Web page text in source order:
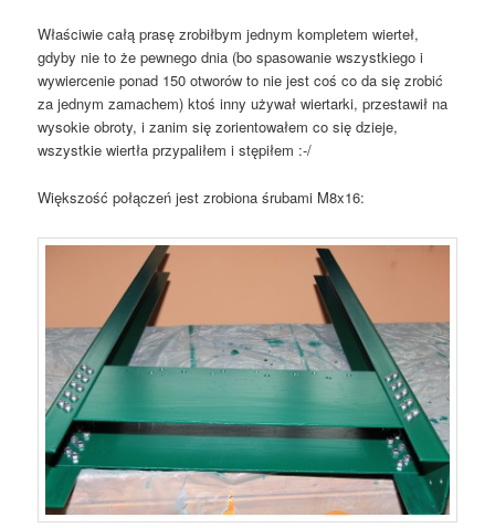
Właściwie całą prasę zrobiłbym jednym kompletem wierteł,
gdyby nie to że pewnego dnia (bo spasowanie wszystkiego i
wywiercenie ponad 150 otworów to nie jest coś co da się zrobić
za jednym zamachem) ktoś inny używał wiertarki, przestawił na
wysokie obroty, i zanim się zorientowałem co się dzieje,
wszystkie wiertła przypaliłem i stępiłem :-/
Większość połączeń jest zrobiona śrubami M8x16: